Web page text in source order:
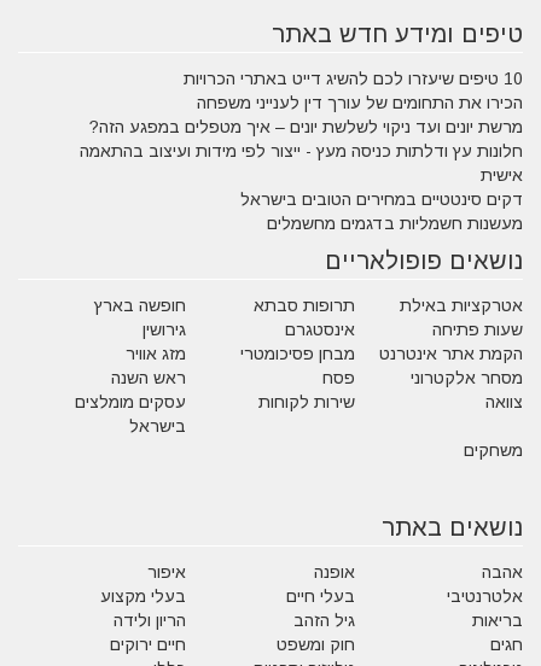
טיפים ומידע חדש באתר
10 טיפים שיעזרו לכם להשיג דייט באתרי הכרויות
הכירו את התחומים של עורך דין לענייני משפחה
מרשת יונים ועד ניקוי לשלשת יונים – איך מטפלים במפגע הזה?
חלונות עץ ודלתות כניסה מעץ - ייצור לפי מידות ועיצוב בהתאמה
אישית
דקים סינטטיים במחירים הטובים בישראל
מעשנות חשמליות בדגמים מחשמלים
נושאים פופולאריים
אטרקציות באילת תרופות סבתא
חופשה בארץ
שעות פתיחה
אינסטגרם
גירושין
הקמת אתר אינטרנט
מבחן פסיכומטרי
מזג אוויר
מסחר אלקטרוני
פסח
ראש השנה
צוואה
שירות לקוחות
עסקים מומלצים
בישראל
משחקים
נושאים באתר
אהבה אופנה
איפור
אלטרנטיבי
בעלי חיים
בעלי מקצוע
בריאות
גיל הזהב
הריון ולידה
חגים
חוק ומשפט
חיים ירוקים